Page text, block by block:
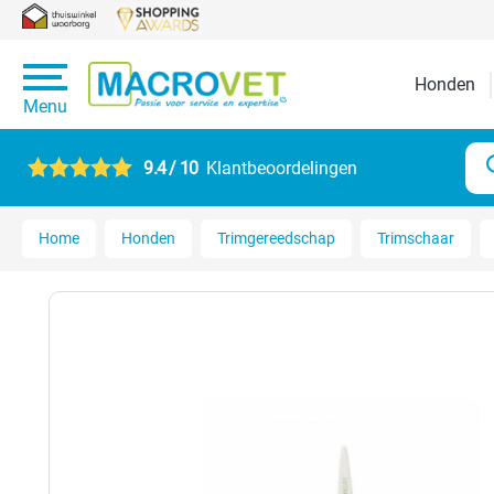
Menu
Honden
9.4 / 10 Klantbeoordelingen
Home Honden Trimgereedschap Trimschaar